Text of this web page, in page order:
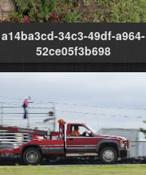
a14ba3cd-34c3-49df-a964-
52ce05f3b698